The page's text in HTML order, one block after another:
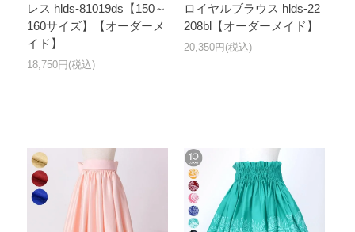
レス hlds-81019ds【150～
160サイズ】【オーダーメ
イド】
18,750円(税込)
ロイヤルブラウス hlds-22
208bl【オーダーメイド】
20,350円(税込)